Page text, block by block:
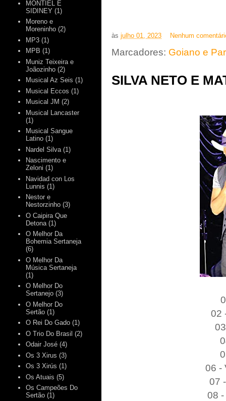
às julho 01, 2023 Nenhum
Marcadores: Goiano e
SILVA NETO E
02
06 -
07
08
MONTIEL E
SIDINEY (1)
Moreno e
Moreninho (2)
MP3 (1)
MPB (1)
Muniz Teixeira e
Joãozinho (2)
Musical Az Seis (1)
Musical Eccos (1)
Musical JM (2)
Musical Lancaster
(1)
Musical Sangue
Latino (1)
Nardel Silva (1)
Nascimento e
Zeloni (1)
Navidad con Los
Lunnis (1)
Nestor e
Nestorzinho (3)
O Caipira Que
Detona (1)
O Melhor Da
Bohemia Sertaneja
(6)
O Melhor Da
Música Sertaneja
(1)
O Melhor Do
Sertanejo (3)
O Melhor Do
Sertão (1)
O Rei Do Gado (1)
O Trio Do Brasil (2)
Odair José (4)
Os 3 Xirus (3)
Os 3 Xirús (1)
Os Atuais (5)
Os Campeões Do
Sertão (1)